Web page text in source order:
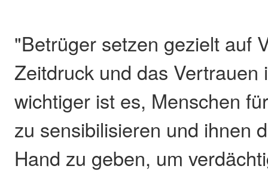
"Betrüger setzen gezielt auf
Zeitdruck und das Vertrauen
wichtiger ist es, Menschen
zu sensibilisieren und ihnen
Hand zu geben, um